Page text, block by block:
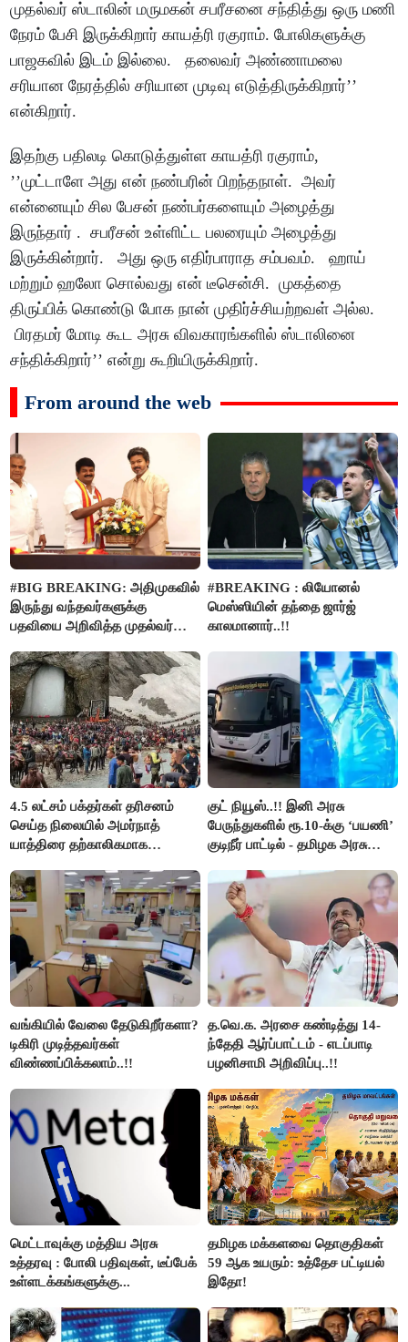
முதல்வர் ஸ்டாலின் மருமகன் சபரீசனை சந்தித்து ஒரு மணி
நேரம் பேசி இருக்கிறார் காயத்ரி ரகுராம். போலிகளுக்கு
பாஜகவில் இடம் இல்லை. தலைவர் அண்ணாமலை
சரியான நேரத்தில் சரியான முடிவு எடுத்திருக்கிறார்’’
என்கிறார்.
இதற்கு பதிலடி கொடுத்துள்ள காயத்ரி ரகுராம்,
’’முட்டாளே அது என் நண்பரின் பிறந்தநாள். அவர்
என்னையும் சில பேசன் நண்பர்களையும் அழைத்து
இருந்தார் . சபரீசன் உள்ளிட்ட பலரையும் அழைத்து
இருக்கின்றார். அது ஒரு எதிர்பாராத சம்பவம். ஹாய்
மற்றும் ஹலோ சொல்வது என் டீசென்சி. முகத்தை
திருப்பிக் கொண்டு போக நான் முதிர்ச்சியற்றவள் அல்ல.
பிரதமர் மோடி கூட அரசு விவகாரங்களில் ஸ்டாலினை
சந்திக்கிறார்’’ என்று கூறியிருக்கிறார்.
From around the web
#BIG BREAKING: அதிமுகவில்
இருந்து வந்தவர்களுக்கு
பதவியை அறிவித்த முதல்வர்
#BREAKING : லியோனல்
மெஸ்ஸியின் தந்தை ஜார்ஜ்
காலமானார்..!!
4.5 லட்சம் பக்தர்கள் தரிசனம்
செய்த நிலையில் அமர்நாத்
யாத்திரை தற்காலிகமாக
குட் நியூஸ்..!! இனி அரசு
பேருந்துகளில் ரூ.10-க்கு ‘பயணி’
குடிநீர் பாட்டில் - தமிழக அரசு
வங்கியில் வேலை தேடுகிறீர்களா?
டிகிரி முடித்தவர்கள்
விண்ணப்பிக்கலாம்..!!
த.வெ.க. அரசை கண்டித்து 14-
ந்தேதி ஆர்ப்பாட்டம் - எடப்பாடி
பழனிசாமி அறிவிப்பு..!!
மெட்டாவுக்கு மத்திய அரசு
உத்தரவு : போலி பதிவுகள், டீப்பேக்
உள்ளடக்கங்களுக்கு...
தமிழக மக்களவை தொகுதிகள்
59 ஆக உயரும்: உத்தேச பட்டியல்
இதோ!